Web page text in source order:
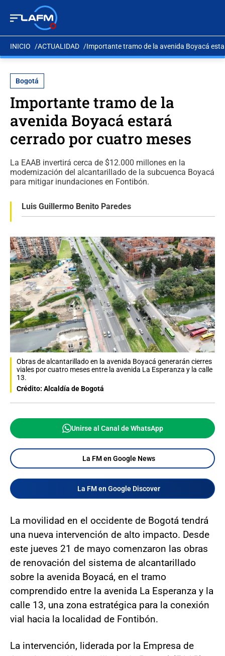
INICIO ACTUALIDAD Importante tramo de la avenida Boyacá
Bogotá
Importante tramo de la
avenida Boyacá estará
cerrado por cuatro meses
La EAAB invertirá cerca de $12.000 millones en la
modernización del alcantarillado de la subcuenca Boyacá
para mitigar inundaciones en Fontibón.
Luis Guillermo Benito Paredes
Obras de alcantarillado en la avenida Boyacá generarán cierres
viales por cuatro meses entre la avenida La Esperanza y la calle
13.
Crédito: Alcaldía de Bogotá
Unirse al Canal de WhatsApp
La FM en Google News
La FM en Google Discover
La movilidad en el occidente de Bogotá tendrá
una nueva intervención de alto impacto. Desde
este jueves 21 de mayo comenzaron las obras
de renovación del sistema de alcantarillado
sobre la avenida Boyacá, en el tramo
comprendido entre la avenida La Esperanza y la
calle 13, una zona estratégica para la conexión
vial hacia la localidad de Fontibón.
La intervención, liderada por la Empresa de